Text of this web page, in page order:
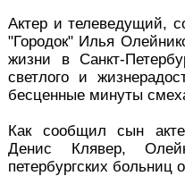
Актер и телеведущий,
"Городок" Илья
жизни в Санкт-
светлого и
бесценные минуты
Как сообщил сын
Денис Клявер,
петербургских больниц